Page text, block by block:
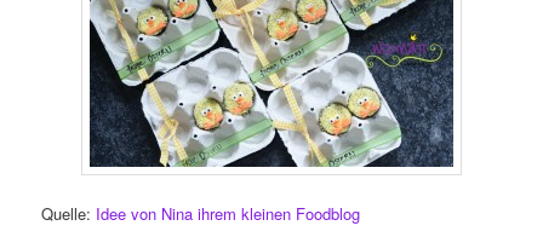
Quelle: Idee von Nina ihrem kleinen Foodblog